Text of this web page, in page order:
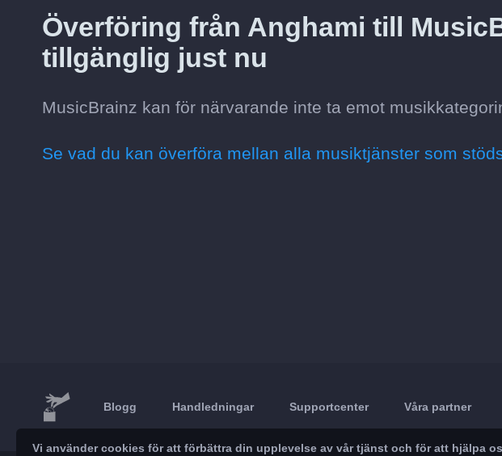
Överföring från Anghami till
tillgänglig just nu
MusicBrainz kan för närvarande inte ta emot
Se vad du kan överföra mellan alla musiktjänster som
Blogg Handledningar Supportcenter Våra partner
Vi använder cookies för att förbättra din upplevelse av vår tjänst och för att hjälpa